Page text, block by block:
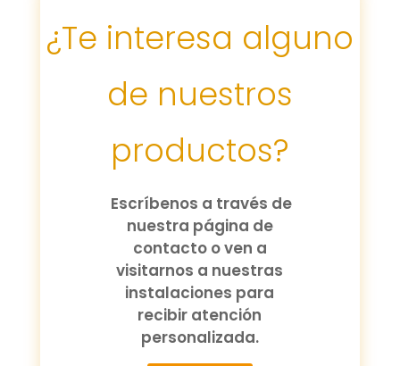
¿Te interesa alguno
de nuestros
productos?
Escríbenos a través de
nuestra página de
contacto o ven a
visitarnos a nuestras
instalaciones para
recibir atención
personalizada.